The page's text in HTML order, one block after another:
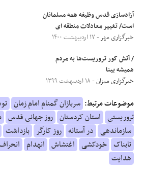
آزادسازی قدس وظیفه همه مسلمانان
است/ تغییر معادلات منطقه ای
خبرگزاری مهر- ۱۷ اردیبهشت ۱۴۰۰
/ آتش کور تروریست‌ها به مردم
همیشه بینا
خبرگزاری میزان- ۱۸ اردیبهشت ۱۳۹۹
موضوعات مرتبط: سربازان گمنام امام زمان
تروریستی استان کردستان روز جهانی قدس
سازماندهی در آستانه روز کارگر بازداشت
تابناک خودکشی اغتشاش انهدام
هدایت